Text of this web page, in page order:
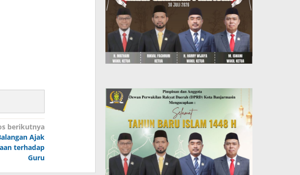
berikutnya
Ajak
terhadap
Guru